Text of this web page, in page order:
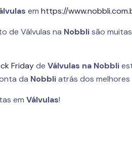
emhttps://
de Válvulas na Nobblisão
FridaydeVálvulas na Nobbli
da Nobbliatrás dos
emVálvulas!